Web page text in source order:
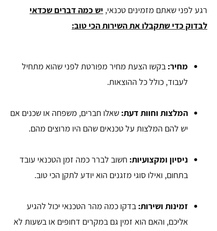
רגע לפני שאתם מזמינים טכנאי, יש כמה דברים שכדאי
לבדוק כדי שתקבלו את השירות הכי טוב:
מחיר: בקשו הצעת מחיר מפורטת לפני שהוא מתחיל
לעבוד, כולל כל ההוצאות.
המלצות וחוות דעת: שאלו חברים, משפחה או שכנים אם
יש להם המלצות על טכנאים שהם היו מרוצים מהם.
ניסיון ומקצועיות: חשוב לברר כמה זמן הטכנאי עובד
בתחום, ואילו סוגי מזגנים הוא יודע לתקן הכי טוב.
זמינות ושירות: בדקו כמה מהר הטכנאי יכול להגיע
אליכם, והאם הוא זמין גם במקרים דחופים או בשעות לא